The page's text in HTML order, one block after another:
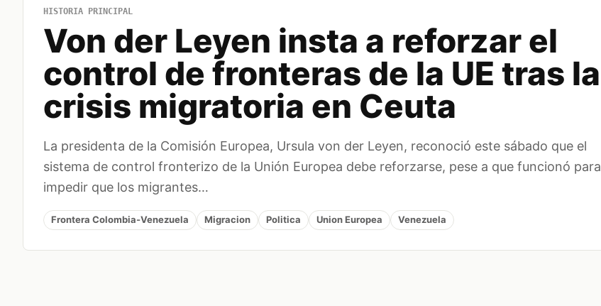
HISTORIA PRINCIPAL
Von der Leyen insta a reforzar el
control de fronteras de la UE tras la
crisis migratoria en Ceuta
La presidenta de la Comisión Europea, Ursula von der Leyen, reconoció este sábado que el
sistema de control fronterizo de la Unión Europea debe reforzarse, pese a que funcionó para
impedir que los migrantes…
Frontera Colombia-Venezuela Migracion Politica Union Europea Venezuela